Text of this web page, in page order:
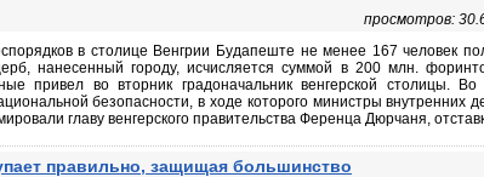
просмотров:
в столице Венгрии Будапеште не менее 167 человек
нанесенный городу, исчисляется суммой в 200 млн.
привел во вторник градоначальник венгерской столицы. Во
безопасности, в ходе которого министры внутренних
главу венгерского правительства Ференца Дюрчаня,
правильно, защищая большинство